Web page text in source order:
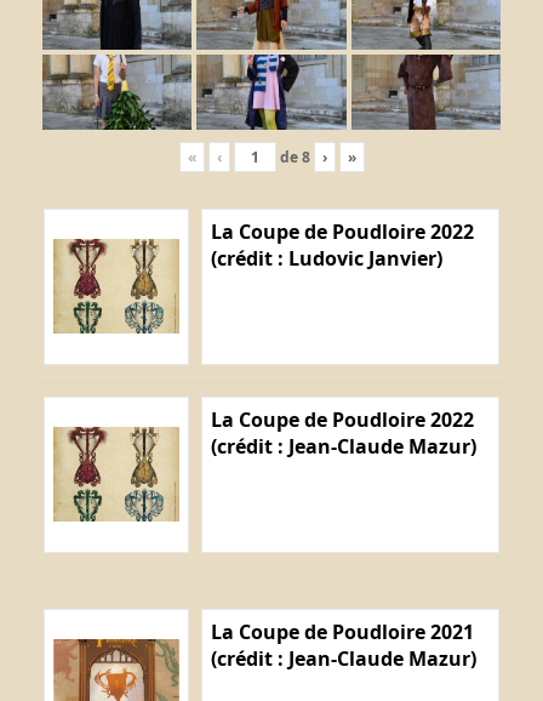
« ‹ de8 › »
La Coupe de Poudloire 2022
(crédit : Ludovic Janvier)
La Coupe de Poudloire 2022
(crédit : Jean-Claude Mazur)
La Coupe de Poudloire 2021
(crédit : Jean-Claude Mazur)